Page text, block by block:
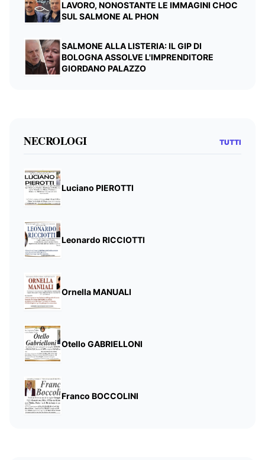
LAVORO, NONOSTANTE LE IMMAGINI CHOC
SUL SALMONE AL PHON
SALMONE ALLA LISTERIA: IL GIP DI
BOLOGNA ASSOLVE L'IMPRENDITORE
GIORDANO PALAZZO
NECROLOGI TUTTI
Luciano PIEROTTI
Leonardo RICCIOTTI
Ornella MANUALI
Otello GABRIELLONI
Franco BOCCOLINI